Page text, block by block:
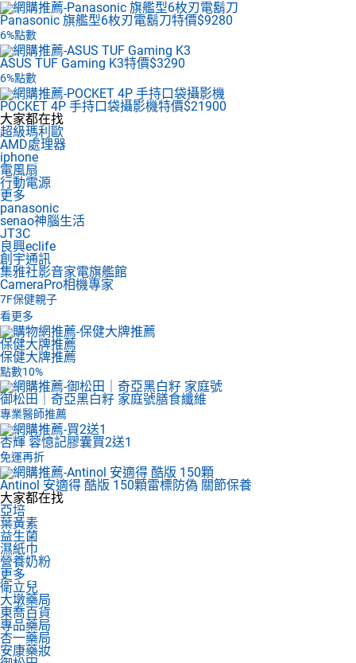
Panasonic 旗艦型6枚刃電鬍刀特價$9280
6%點數
ASUS TUF Gaming K3特價$3290
6%點數
POCKET 4P 手持口袋攝影機特價$21900
大家都在找
超級瑪利歐
AMD處理器
iphone
電風扇
行動電源
更多
panasonic
senao神腦生活
JT3C
良興eclife
創宇通訊
集雅社影音家電旗艦館
CameraPro相機專家
7F保健親子
看更多
保健大牌推薦
保健大牌推薦
點數10%
御松田｜奇亞黑白籽 家庭號膳食纖維
專業醫師推薦
杏輝 蓉憶記膠囊買2送1
免運再折
Antinol 安適得 酷版 150顆雷標防偽 關節保養
大家都在找
亞培
葉黃素
益生菌
濕紙巾
營養奶粉
更多
衛立兒
大墩藥局
東喬百貨
專品藥局
杏一藥局
安康藥妝